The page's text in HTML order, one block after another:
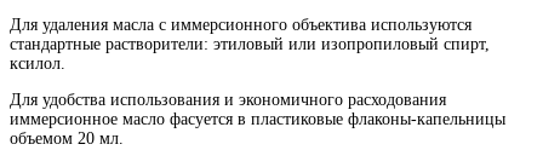
Для удаления масла с иммерсионного объектива используются
стандартные растворители: этиловый или изопропиловый спирт,
ксилол.
Для удобства использования и экономичного расходования
иммерсионное масло фасуется в пластиковые флаконы-капельницы
объемом 20 мл.